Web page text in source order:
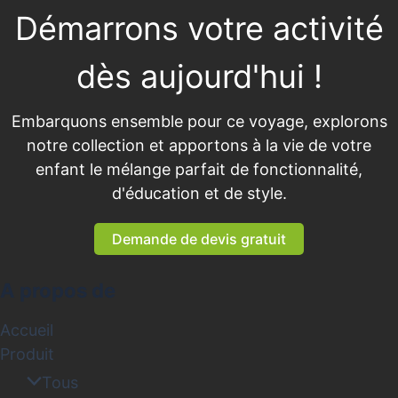
Démarrons votre activité
dès aujourd'hui !
Embarquons ensemble pour ce voyage, explorons
notre collection et apportons à la vie de votre
enfant le mélange parfait de fonctionnalité,
d'éducation et de style.
Demande de devis gratuit
Accueil
Produit
Tous